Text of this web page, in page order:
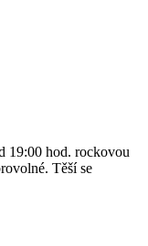
19:00 hod. rockovou
Těší se